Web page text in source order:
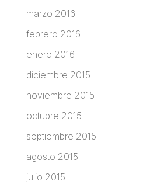
marzo 2016
febrero 2016
enero 2016
diciembre 2015
noviembre 2015
octubre 2015
septiembre 2015
agosto 2015
julio 2015